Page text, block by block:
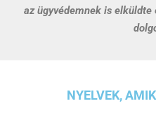
az ügyvédemnek is
NYELVEK,